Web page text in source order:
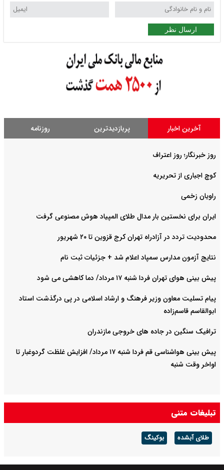
ارسال نظر
آخرین اخبار پربازدیدترین روزنامه
روز خبرنگار؛ روز اعتراف
کوچ اجباری از تحریریه
راویان زخمی
ایران برای نخستین بار مدال طلای المپیاد هوش مصنوعی گرفت
محدودیت تردد در آزادراه تهران کرج قزوین تا ۲۰ شهریور
نتایج آزمون مدارس سمپاد اعلام شد + جزئیات ثبت نام
پیش بینی هوای تهران فردا شنبه ۱۷ مرداد/ دما کاهشی می شود
پیام تسلیت معاون وزیر فرهنگ و ارشاد اسلامی در پی درگذشت استاد
ابوالقاسم قاسم‌زاده
ترافیک سنگین در جاده های خروجی مازندران
پیش بینی هواشناسی قم فردا شنبه ۱۷ مرداد/ افزایش غلظت گردوغبار تا
اواخر وقت شنبه
تبلیغات متنی
طلای آبشده بوکینگ